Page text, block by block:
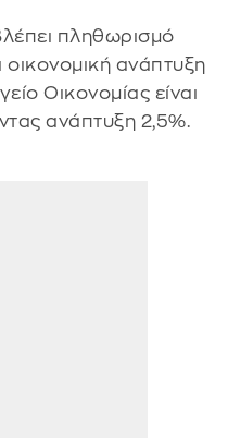
πληθωρισμό
ανάπτυξη
Οικονομίας είναι
ανάπτυξη 2,5%.